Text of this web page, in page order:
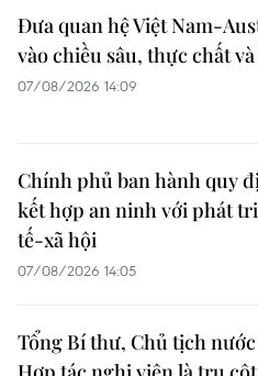
Đưa quan hệ Việt Nam-
vào chiều sâu, thực chất
07/08/2026 14:09
Chính phủ ban hành quy
kết hợp an ninh với phát
tế-xã hội
07/08/2026 14:05
Tổng Bí thư, Chủ tịch